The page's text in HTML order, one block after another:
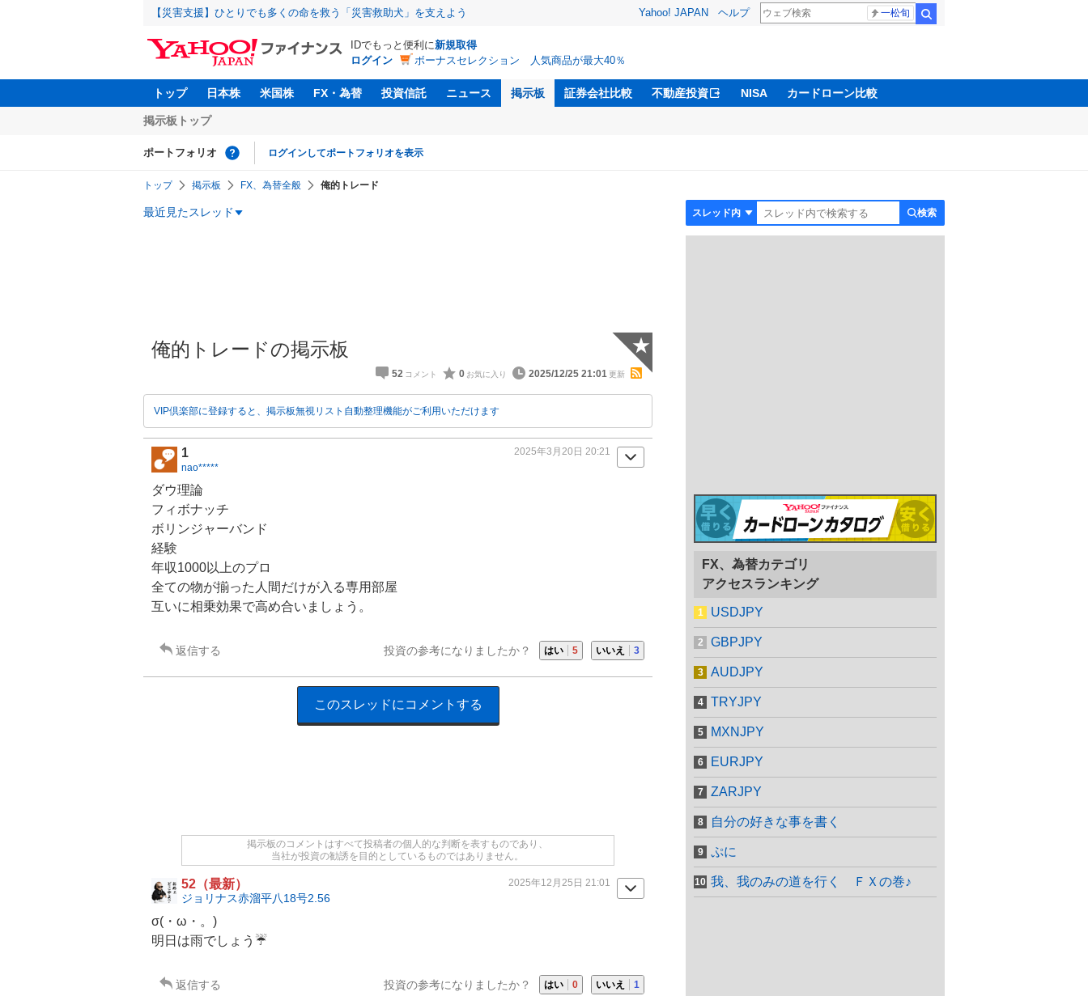
【災害支援】ひとりでも多くの命を救う「災害救助犬」を支えよう Yahoo! JAPAN ヘルプ 一松旬
IDでもっと便利に新規取得
ログイン
ボーナスセレクション 人気商品が最大40％
トップ 日本株 米国株 FX・為替 投資信託 ニュース 掲示板 証券会社比較 不動産投資 NISA カードローン比較
掲示板トップ
ポートフォリオ ログインしてポートフォリオを表示
トップ 掲示板 FX、為替全般 俺的トレード
最近見たスレッド 検索
俺的トレードの掲示板
52 0 2025/12/25 21:01
★
VIP倶楽部に登録すると、掲示板無視リスト自動整理機能がご利用いただけます
1
nao*****
2025年3月20日 20:21
ダウ理論
フィボナッチ
ボリンジャーバンド
経験
年収1000以上のプロ
全ての物が揃った人間だけが入る専用部屋
互いに相乗効果で高め合いましょう。
返信する 投資の参考になりましたか？ はい 5 いいえ 3
このスレッドにコメントする
掲示板のコメントはすべて投稿者の個人的な判断を表すものであり、
当社が投資の勧誘を目的としているものではありません。
52（最新）
ジョリナス赤溜平八18号2.56
2025年12月25日 21:01
σ(・ω・。)
明日は雨でしょう☔️
返信する 投資の参考になりましたか？ はい 0 いいえ 1
FX、為替カテゴリ
アクセスランキング
USDJPY
GBPJPY
AUDJPY
TRYJPY
MXNJPY
EURJPY
ZARJPY
自分の好きな事を書く
ぷに
我、我のみの道を行く ＦＸの巻♪